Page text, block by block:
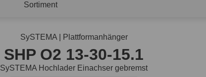
Sortiment
SySTEMA | Plattformanhänger
SHP O2 13-30-15.1
SySTEMA Hochlader Einachser gebremst